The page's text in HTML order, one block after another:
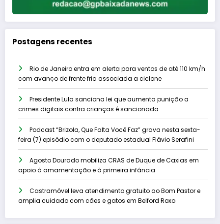
Postagens recentes
Rio de Janeiro entra em alerta para ventos de até 110 km/h
com avanço de frente fria associada a ciclone
Presidente Lula sanciona lei que aumenta punição a
crimes digitais contra crianças é sancionada
Podcast “Brizola, Que Falta Você Faz” grava nesta sexta-
feira (7) episódio com o deputado estadual Flávio Serafini
Agosto Dourado mobiliza CRAS de Duque de Caxias em
apoio à amamentação e à primeira infância
Castramóvel leva atendimento gratuito ao Bom Pastor e
amplia cuidado com cães e gatos em Belford Roxo